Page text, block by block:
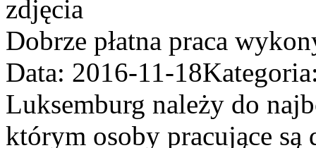
Dobrze płatna praca
Data: 2016-11-18
Luksemburg należy do
którym osoby pracujące są